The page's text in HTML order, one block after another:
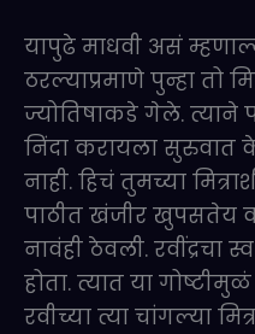
यापुढे माधवी असं
ठरल्याप्रमाणे पुन्हा तो
ज्योतिषाकडे गेले. त्याने
निंदा करायला सुरुवात
नाही. हिचं तुमच्या
पाठीत खंजीर खुपसतेय
नावंही ठेवली.
होता. त्यात या
रवीच्या त्या चांगल्या